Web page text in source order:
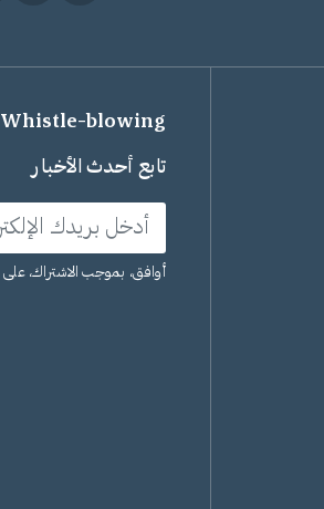
Whistle-blowing
تابع أحدث الأخبار
أوافق، بموجب الاشتراك، على